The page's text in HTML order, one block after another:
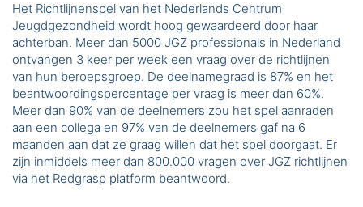
Het Richtlijnenspel van het Nederlands Centrum
Jeugdgezondheid wordt hoog gewaardeerd door haar
achterban. Meer dan 5000 JGZ professionals in Nederland
ontvangen 3 keer per week een vraag over de richtlijnen
van hun beroepsgroep. De deelnamegraad is 87% en het
beantwoordingspercentage per vraag is meer dan 60%.
Meer dan 90% van de deelnemers zou het spel aanraden
aan een collega en 97% van de deelnemers gaf na 6
maanden aan dat ze graag willen dat het spel doorgaat. Er
zijn inmiddels meer dan 800.000 vragen over JGZ richtlijnen
via het Redgrasp platform beantwoord.